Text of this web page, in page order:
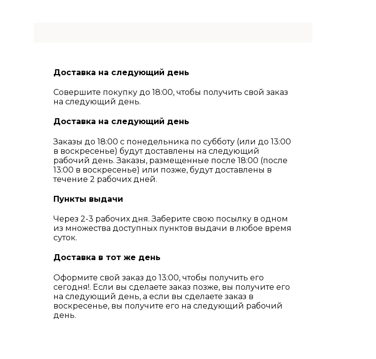
Доставка на следующий день
Совершите покупку до 18:00, чтобы получить свой заказ
на следующий день.
Доставка на следующий день
Заказы до 18:00 с понедельника по субботу (или до 13:00
в воскресенье) будут доставлены на следующий
рабочий день. Заказы, размещенные после 18:00 (после
13:00 в воскресенье) или позже, будут доставлены в
течение 2 рабочих дней.
Пункты выдачи
Через 2-3 рабочих дня. Заберите свою посылку в одном
из множества доступных пунктов выдачи в любое время
суток.
Доставка в тот же день
Оформите свой заказ до 13:00, чтобы получить его
сегодня!. Если вы сделаете заказ позже, вы получите его
на следующий день, а если вы сделаете заказ в
воскресенье, вы получите его на следующий рабочий
день.